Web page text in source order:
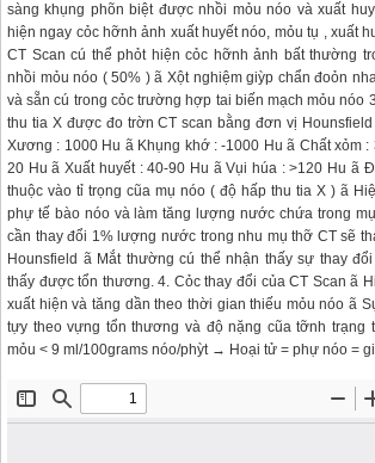
sàng khụng phõn biệt được nhồi mỏu nóo và xuất
hiện ngay cỏc hỡnh ảnh xuất huyết nóo, mỏu tụ , xuất
CT Scan cú thể phỏt hiện cỏc hỡnh ảnh bất thường
nhồi mỏu nóo ( 50% ) ã Xột nghiệm giỳp chẩn đoỏn
và sẵn cú trong cỏc trường hợp tai biến mạch mỏu nóo
thu tia X được đo trờn CT scan bằng đơn vị
Xương : 1000 Hu ã Khụng khớ : -1000 Hu ã Chất xỏm :
20 Hu ã Xuất huyết : 40-90 Hu ã Vụi húa : >120 Hu ã
thuộc vào tỉ trọng cũa mụ nóo ( độ hấp thu tia X ) ã
phự tế bào nóo và làm tăng lượng nước chứa trong
cần thay đổi 1% lượng nước trong nhu mụ thỡ CT sẽ
Hounsfield ã Mắt thường cú thể nhận thấy sự thay
thấy được tổn thương. 4. Cỏc thay đổi của CT Scan ã
xuất hiện và tăng dần theo thời gian thiếu mỏu nóo ã
tựy theo vựng tổn thương và độ nặng cũa tỡnh trạng
mỏu < 9 ml/100grams nóo/phỳt → Hoại tử = phự nóo =